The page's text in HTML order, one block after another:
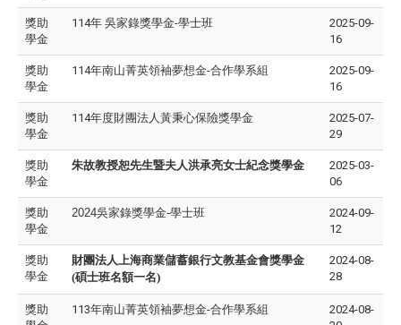
獎助
學金
114年 吳家錄獎學金-學士班
2025-09-
16
獎助
學金
114年南山菁英領袖夢想金-合作學系組
2025-09-
16
獎助
學金
114年度財團法人黃秉心保險獎學金
2025-07-
29
獎助
學金
朱故教授恕先生暨夫人洪承亮女士紀念獎學金
2025-03-
06
獎助
學金
2024吳家錄獎學金-學士班
2024-09-
12
獎助
學金
財團法人上海商業儲蓄銀行文教基金會獎學金
(碩士班名額一名)
2024-08-
28
獎助
113年南山菁英領袖夢想金-合作學系組
2024-08-